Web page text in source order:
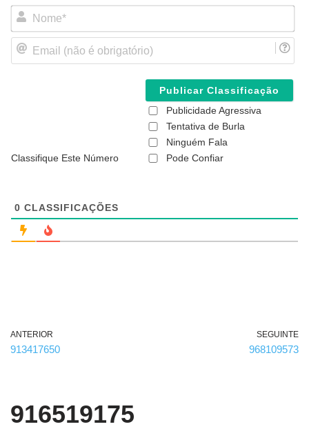
N
m
a
a
ó
Classifique Este Número
Publicidade Agressiva
Tentativa de Burla
Ninguém Fala
Pode Confiar
0 CLASSIFICAÇÕES
ANTERIOR
913417650
SEGUINTE
968109573
916519175